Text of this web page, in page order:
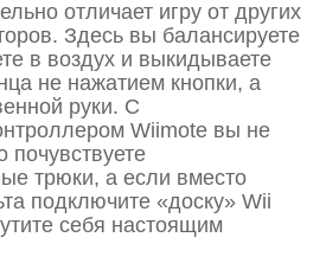
отличает игру от других
Здесь вы балансируете
в воздух и выкидываете
не нажатием кнопки, а
руки. С
Wiimote вы не
почувствуете
трюки, а если вместо
подключите «доску» Wii
себя настоящим